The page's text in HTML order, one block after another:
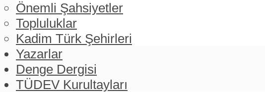
Önemli Şahsiyetler
Topluluklar
Kadim Türk Şehirleri
Yazarlar
Denge Dergisi
TÜDEV Kurultayları